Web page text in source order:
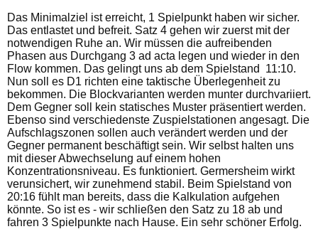
Das Minimalziel ist erreicht, 1 Spielpunkt haben wir sicher.
Das entlastet und befreit. Satz 4 gehen wir zuerst mit der
notwendigen Ruhe an. Wir müssen die aufreibenden
Phasen aus Durchgang 3 ad acta legen und wieder in den
Flow kommen. Das gelingt uns ab dem Spielstand 11:10.
Nun soll es D1 richten eine taktische Überlegenheit zu
bekommen. Die Blockvarianten werden munter durchvariiert.
Dem Gegner soll kein statisches Muster präsentiert werden.
Ebenso sind verschiedenste Zuspielstationen angesagt. Die
Aufschlagszonen sollen auch verändert werden und der
Gegner permanent beschäftigt sein. Wir selbst halten uns
mit dieser Abwechselung auf einem hohen
Konzentrationsniveau. Es funktioniert. Germersheim wirkt
verunsichert, wir zunehmend stabil. Beim Spielstand von
20:16 fühlt man bereits, dass die Kalkulation aufgehen
könnte. So ist es - wir schließen den Satz zu 18 ab und
fahren 3 Spielpunkte nach Hause. Ein sehr schöner Erfolg.